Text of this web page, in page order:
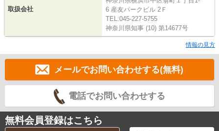
取扱会社
6 産友パークビル 2Ｆ
TEL:045-227-5755
神奈川県知事 (10) 第14677号
情報の見方
メールでお問い合わせする(無料)
電話でお問い合わせする
無料会員登録はこちら